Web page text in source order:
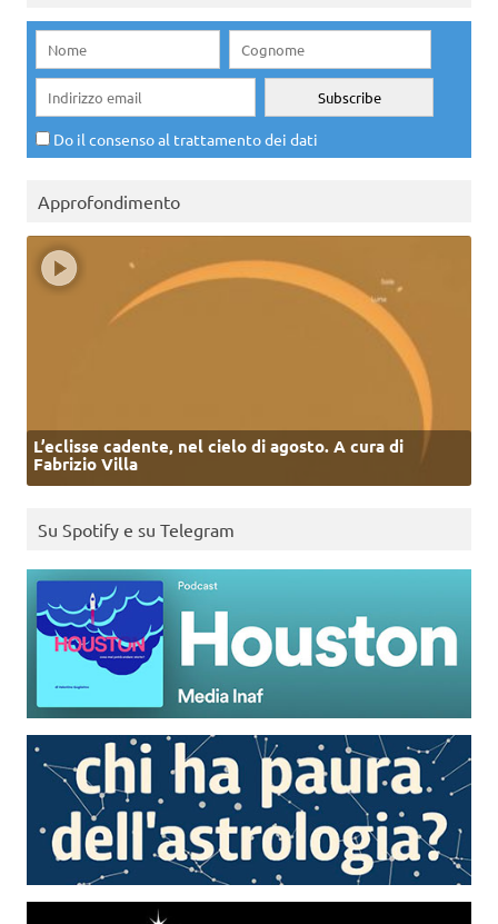
Do il consenso al trattamento dei dati
Approfondimento
L’eclisse cadente, nel cielo di agosto. A cura di
Fabrizio Villa
Su Spotify e su Telegram